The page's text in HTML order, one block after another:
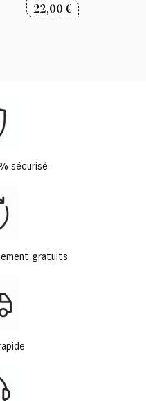
22,00€
sécurisé
gratuits